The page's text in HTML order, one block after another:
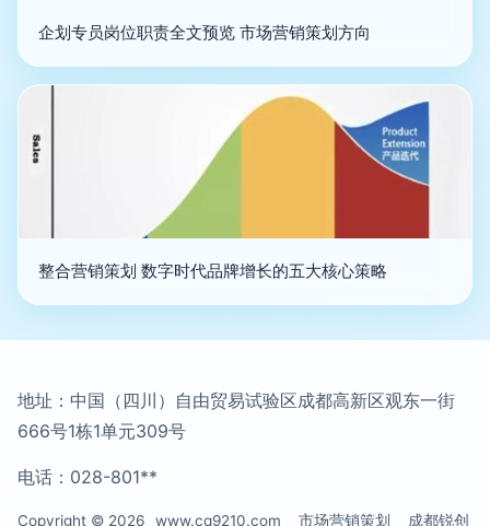
企划专员岗位职责全文预览 市场营销策划方向
整合营销策划 数字时代品牌增长的五大核心策略
地址：中国（四川）自由贸易试验区成都高新区观东一街
666号1栋1单元309号
电话：028-801**
Copyright © 2026 www.cq9210.com 市场营销策划 成都锐创